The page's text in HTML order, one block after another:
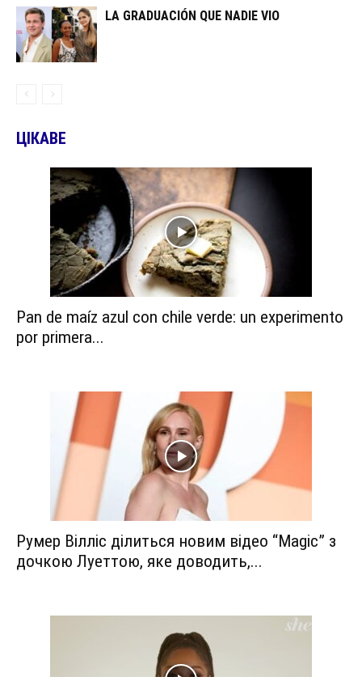
LA GRADUACIÓN QUE NADIE VIO
ЦІКАВЕ
Pan de maíz azul con chile verde: un experimento
por primera...
Румер Вілліс ділиться новим відео “Magic” з
дочкою Луеттою, яке доводить,...